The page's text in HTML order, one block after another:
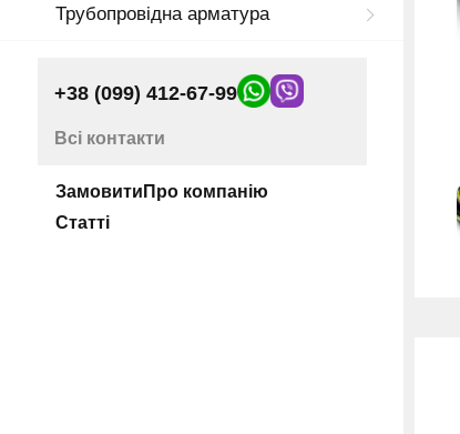
Трубопровідна арматура
+38 (099) 412-67-99
Всі контакти
Замовити
Статті
Про компанію